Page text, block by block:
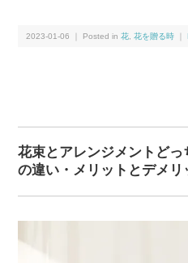
2023-01-06 ｜ Posted in花 ,花を贈る時 ｜
花束とアレンジメントど
の違い・メリットとデメリ